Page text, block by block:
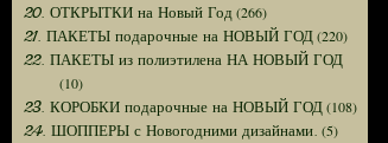
20. ОТКРЫТКИ на Новый Год (266)
21. ПАКЕТЫ подарочные на НОВЫЙ ГОД(220)
22. ПАКЕТЫ из полиэтилена НА НОВЫЙ ГОД
(10)
23. КОРОБКИ подарочные на НОВЫЙ ГОД(108)
24. ШОППЕРЫ с Новогодними дизайнами. (5)